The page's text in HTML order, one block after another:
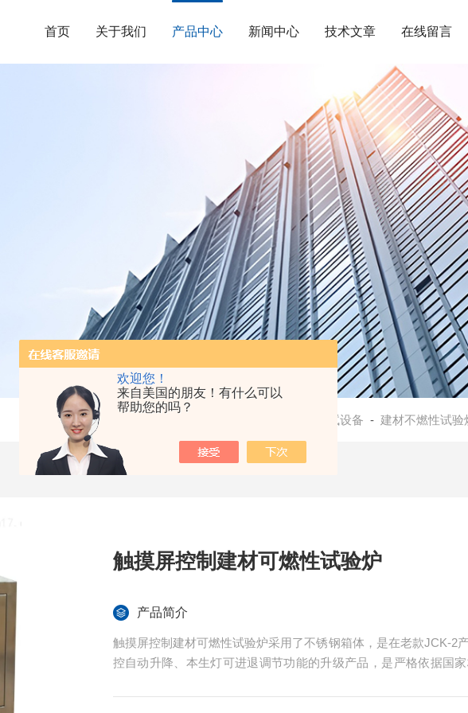
欢迎您！
来自美国的朋友！有什么可以
帮助您的吗？
首页 关于我们 产品中心 新闻中心 技术文章 在线留言
当前位置： 建材燃烧性能测试设备 - 建材不燃性试验
触摸屏控制建材可燃性试验炉
产品简介
触摸屏控制建材可燃性试验炉采用了不锈钢箱体，是在老款JCK-2
控自动升降、本生灯可进退调节功能的升级产品，是严格依据国